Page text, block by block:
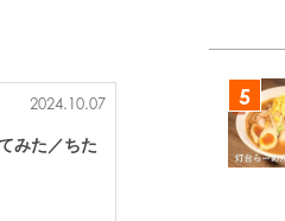
2024.10.07
みた／ちた